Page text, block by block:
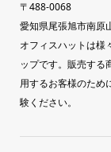
〒488-0068
愛知県尾張旭市南原
オフィスハットは様
ップです。販売する
用するお客様のため
験ください。